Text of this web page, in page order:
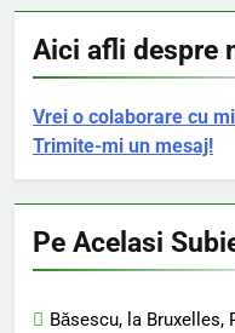
Aici afli despre
Vrei o colaborare cu
Trimite-mi un mesaj!
Pe Acelasi
Băsescu, la Bruxelles,